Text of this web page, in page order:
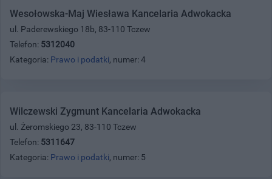
Wesołowska-Maj Wiesława Kancelaria Adwokacka
ul. Paderewskiego 18b, 83-110 Tczew
Telefon: 5312040
Kategoria: Prawo i podatki, numer: 4
Wilczewski Zygmunt Kancelaria Adwokacka
ul. Żeromskiego 23, 83-110 Tczew
Telefon: 5311647
Kategoria: Prawo i podatki, numer: 5